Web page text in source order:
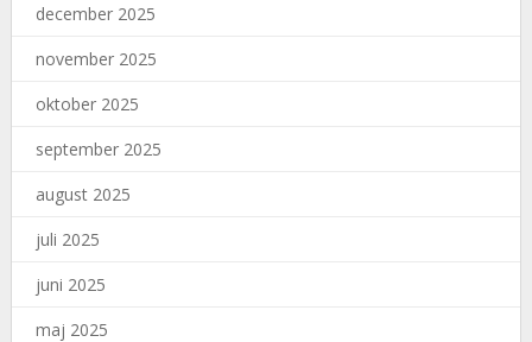
december 2025
november 2025
oktober 2025
september 2025
august 2025
juli 2025
juni 2025
maj 2025